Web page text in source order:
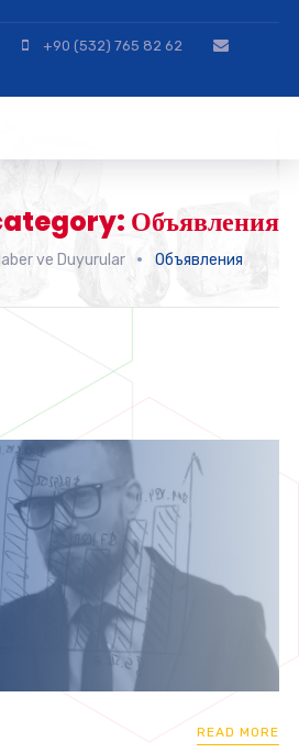
+90 (532) 765 82 62
Объявления
ve Duyurular Объявления
READ MORE